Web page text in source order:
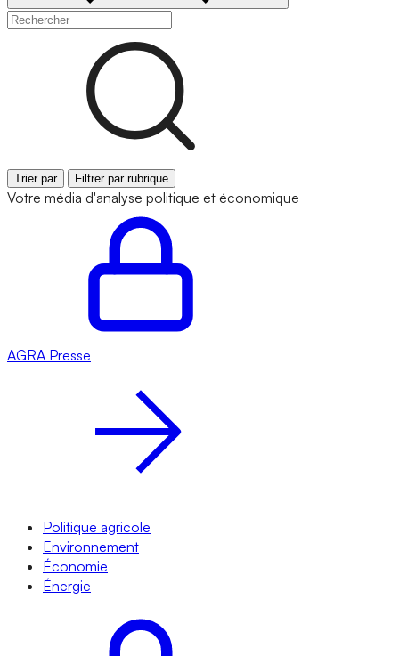
Trier par Filtrer par rubrique
Votre média d'analyse politique et économique
AGRA Presse
Politique agricole
Environnement
Économie
Énergie